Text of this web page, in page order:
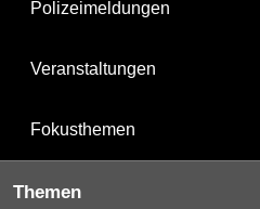
Polizeimeldungen
Veranstaltungen
Fokusthemen
Themen